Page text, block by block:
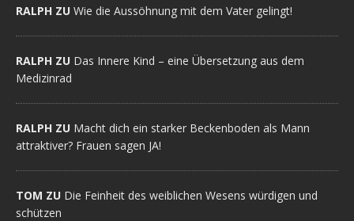
RALPH ZU Wie die Aussöhnung mit dem Vater gelingt!
RALPH ZU Das Innere Kind – eine Übersetzung aus dem
Medizinrad
RALPH ZU Macht dich ein starker Beckenboden als Mann
attraktiver? Frauen sagen JA!
TOM ZU Die Feinheit des weiblichen Wesens würdigen und
schützen